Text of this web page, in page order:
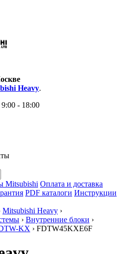
Heavy.
- 18:00
Mitsubishi Оплата и доставка
PDF каталоги Инструкции
Mitsubishi Heavy ›
› Внутренние блоки ›
KX › FDTW45KXE6F